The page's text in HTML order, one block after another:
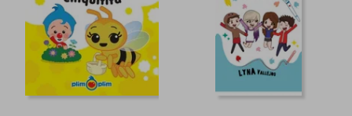
dcto.
35,13 €
33,37 € dcto.